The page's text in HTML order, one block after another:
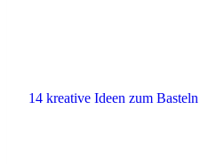
14 kreative Ideen zum